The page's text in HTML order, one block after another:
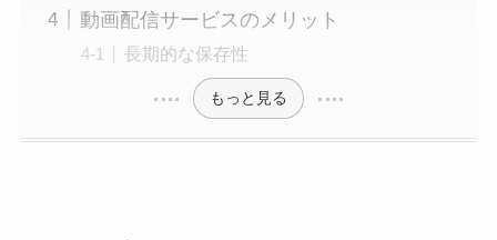
動画配信サービスのメリット
長期的な保存性
もっと見る